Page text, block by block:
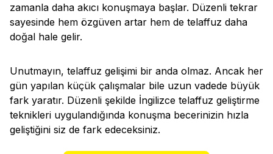
zamanla daha akıcı konuşmaya başlar. Düzenli tekrar
sayesinde hem özgüven artar hem de telaffuz daha
doğal hale gelir.
Unutmayın, telaffuz gelişimi bir anda olmaz. Ancak her
gün yapılan küçük çalışmalar bile uzun vadede büyük
fark yaratır. Düzenli şekilde İngilizce telaffuz geliştirme
teknikleri uygulandığında konuşma becerinizin hızla
geliştiğini siz de fark edeceksiniz.